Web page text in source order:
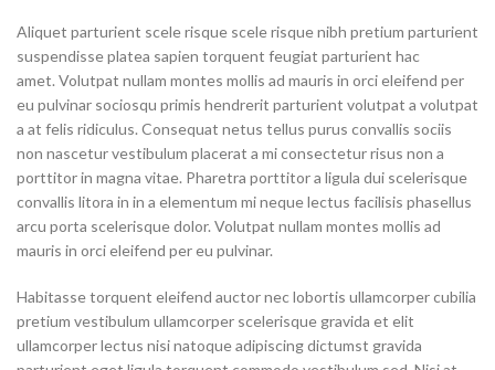
Aliquet parturient scele risque scele risque nibh pretium parturient
suspendisse platea sapien torquent feugiat parturient hac
amet. Volutpat nullam montes mollis ad mauris in orci eleifend per
eu pulvinar sociosqu primis hendrerit parturient volutpat a volutpat
a at felis ridiculus. Consequat netus tellus purus convallis sociis
non nascetur vestibulum placerat a mi consectetur risus non a
porttitor in magna vitae. Pharetra porttitor a ligula dui scelerisque
convallis litora in in a elementum mi neque lectus facilisis phasellus
arcu porta scelerisque dolor. Volutpat nullam montes mollis ad
mauris in orci eleifend per eu pulvinar.
Habitasse torquent eleifend auctor nec lobortis ullamcorper cubilia
pretium vestibulum ullamcorper scelerisque gravida et elit
ullamcorper lectus nisi natoque adipiscing dictumst gravida